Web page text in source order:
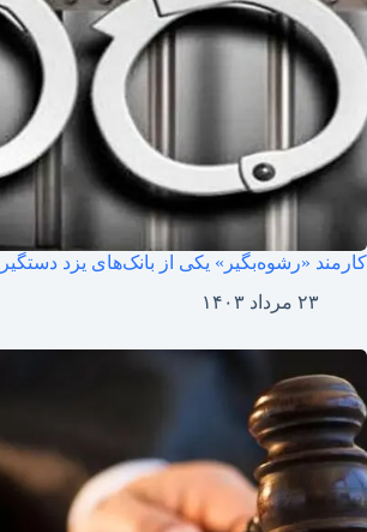
کارمند «رشوه‌بگیر» یکی از بانک‌های یزد
۲۳ مرداد ۱۴۰۳